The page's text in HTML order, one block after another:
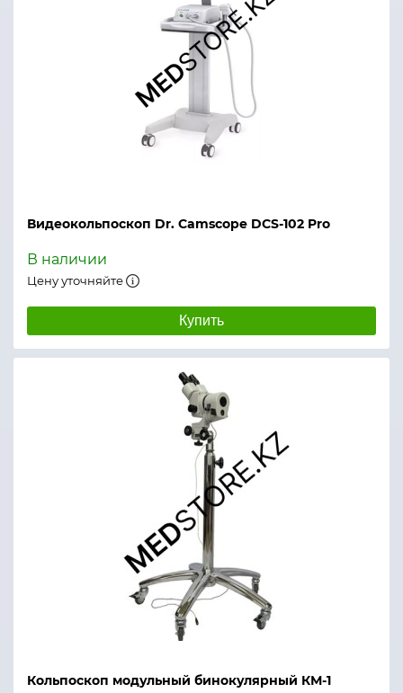
Видеокольпоскоп Dr. Camscope DCS-102 Pro
В наличии
Цену уточняйте
Купить
Кольпоскоп модульный бинокулярный КМ-1